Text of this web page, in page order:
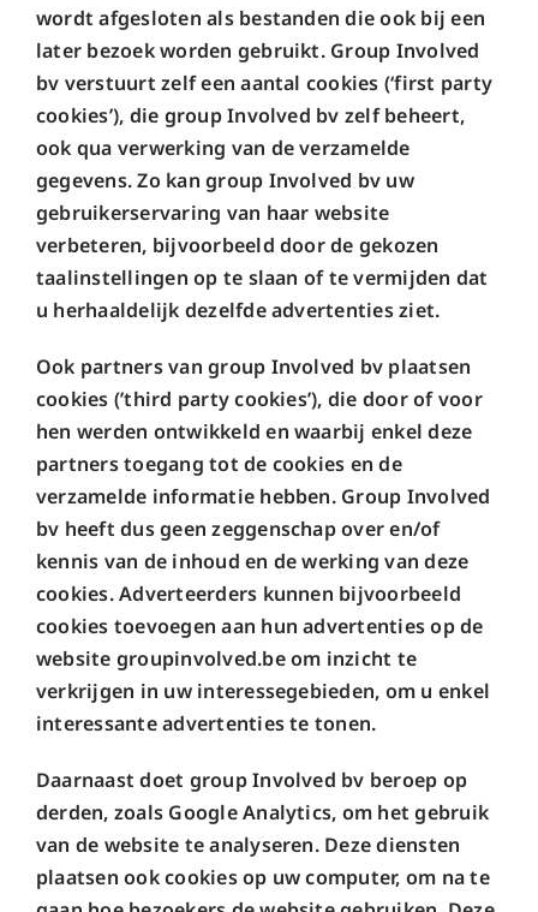
wordt afgesloten als bestanden die ook bij een
later bezoek worden gebruikt. Group Involved
bv verstuurt zelf een aantal cookies (‘first party
cookies’), die group Involved bv zelf beheert,
ook qua verwerking van de verzamelde
gegevens. Zo kan group Involved bv uw
gebruikerservaring van haar website
verbeteren, bijvoorbeeld door de gekozen
taalinstellingen op te slaan of te vermijden dat
u herhaaldelijk dezelfde advertenties ziet.
Ook partners van group Involved bv plaatsen
cookies (’third party cookies’), die door of voor
hen werden ontwikkeld en waarbij enkel deze
partners toegang tot de cookies en de
verzamelde informatie hebben. Group Involved
bv heeft dus geen zeggenschap over en/of
kennis van de inhoud en de werking van deze
cookies. Adverteerders kunnen bijvoorbeeld
cookies toevoegen aan hun advertenties op de
website groupinvolved.be om inzicht te
verkrijgen in uw interessegebieden, om u enkel
interessante advertenties te tonen.
Daarnaast doet group Involved bv beroep op
derden, zoals Google Analytics, om het gebruik
van de website te analyseren. Deze diensten
plaatsen ook cookies op uw computer, om na te